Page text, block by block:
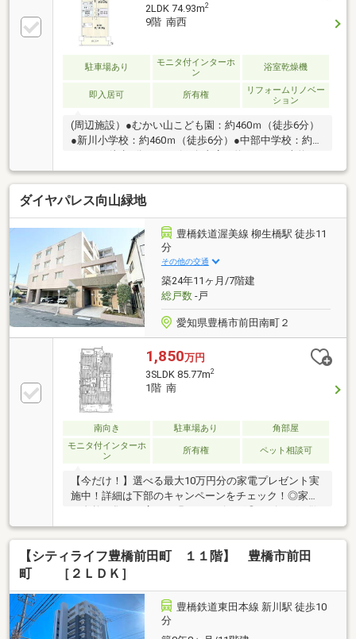
2LDK 74.93m2
9階 南西
駐車場あり
モニタ付インターホ
ン
浴室乾燥機
即入居可 所有権
リフォームリノベー
ション
(周辺施設）●むかい山こども園：約460ｍ（徒歩6分）
●新川小学校：約460ｍ（徒歩6分）●中部中学校：約
520ｍ（徒歩7分）●アピタ向山店：約1090ｍ（車約4
分）●サンヨネ魚町本店：約1100ｍ（車約4分）●ファ
ミリーマート豊橋前田二丁目店：約320ｍ（徒歩4分）
●ドラッグスギヤマ舟原店：約680ｍ（徒歩9分）●岡崎
信用金庫豊橋支店：約180ｍ（徒歩3分）●豊橋前田郵
便局：約260ｍ（徒歩4分）
ダイヤパレス向山緑地
豊橋鉄道渥美線 柳生橋駅 徒歩11
分
その他の交通
築24年11ヶ月/7階建
総戸数-戸
愛知県豊橋市前田南町２
1,850万円
3SLDK 85.77m2
1階 南
南向き 駐車場あり
角部屋
モニタ付インターホ
ン
所有権 ペット相談可
【今だけ！】選べる最大10万円分の家電プレゼント実
施中！詳細は下部のキャンペーンをチェック！◎家族
が自然に集まる広くて明るいリビング◎リビングが散
らからない「隠せる」収納◇レスト不動産 ◇豊橋・豊
川の家探しは、全てお任せください！● ネットのお
家、まとめてご案内！不動産屋を回る手間はゼロ。気
になるお家は一度に見に行きましょう！● あなたに
り安くしたい」「ローンが不安」な方も一番おトクな
プランを提案します。● プロが「悪いところ」も正直
に教えます！リスクを徹底的になくして、失敗しない
【シティライフ豊橋前田町 １１階】 豊橋市前田
町 ［２ＬＤＫ］
豊橋鉄道東田本線 新川駅 徒歩10
分